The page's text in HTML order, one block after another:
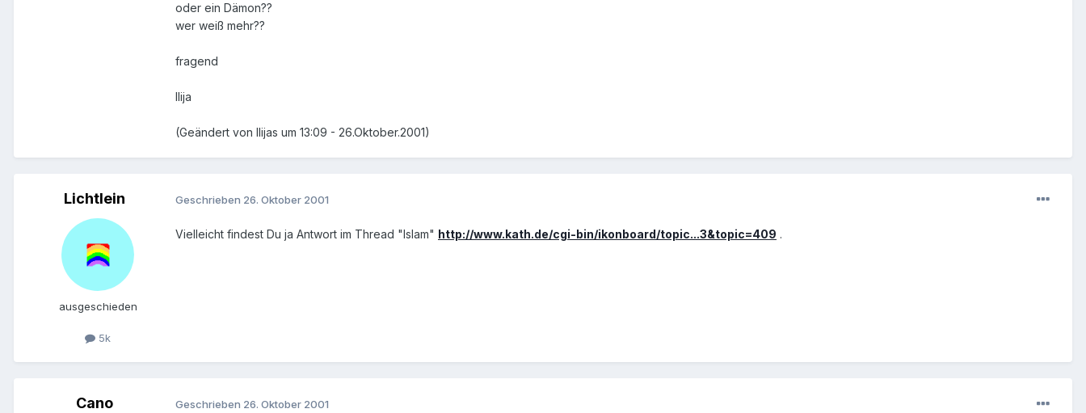
oder ein Dämon??
wer weiß mehr??
fragend
Ilija
(Geändert von Ilijas um 13:09 - 26.Oktober.2001)
Lichtlein
ausgeschieden
5k
Geschrieben 26. Oktober 2001
Vielleicht findest Du ja Antwort im Thread "Islam" http://www.kath.de/cgi-bin/ikonboard/topic...3&topic=409 .
Cano Geschrieben 26. Oktober 2001